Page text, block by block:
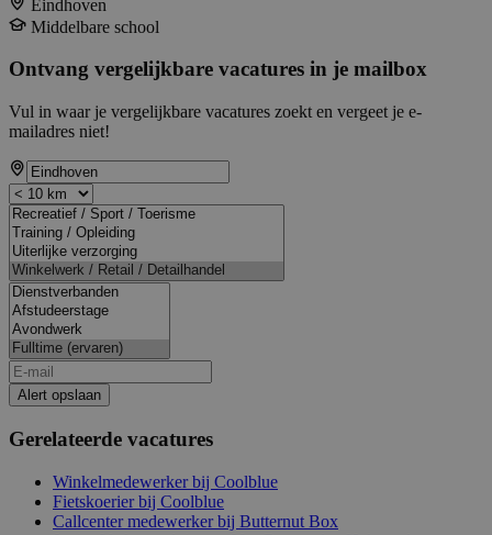
Eindhoven
Middelbare school
Ontvang vergelijkbare vacatures in je mailbox
Vul in waar je vergelijkbare vacatures zoekt en vergeet je e-
mailadres niet!
Alert opslaan
Gerelateerde vacatures
Winkelmedewerker bij Coolblue
Fietskoerier bij Coolblue
Callcenter medewerker bij Butternut Box